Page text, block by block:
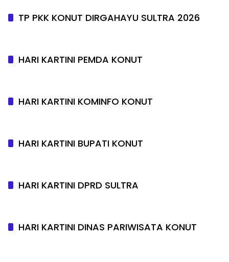
TP PKK KONUT DIRGAHAYU SULTRA 2026
HARI KARTINI PEMDA KONUT
HARI KARTINI KOMINFO KONUT
HARI KARTINI BUPATI KONUT
HARI KARTINI DPRD SULTRA
HARI KARTINI DINAS PARIWISATA KONUT